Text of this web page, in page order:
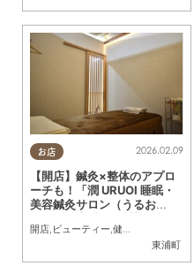
お店
東浦町
2026.02.09
【開店】鍼灸×整体のアプロ
ーチも！「潤 URUOI 睡眠・
美容鍼灸サロン（うるお
3(土)オープン
開店, ビューティー,健康